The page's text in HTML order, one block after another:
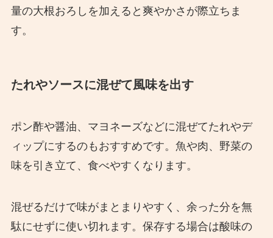
量の大根おろしを加えると爽やかさが際立ちま
す。
たれやソースに混ぜて風味を出す
ポン酢や醤油、マヨネーズなどに混ぜてたれやデ
ィップにするのもおすすめです。魚や肉、野菜の
味を引き立て、食べやすくなります。
混ぜるだけで味がまとまりやすく、余った分を無
駄にせずに使い切れます。保存する場合は酸味の